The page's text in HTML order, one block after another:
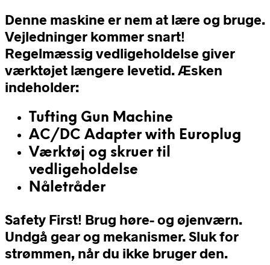
Denne maskine er nem at lære og bruge.
Vejledninger kommer snart!
Regelmæssig vedligeholdelse giver
værktøjet længere levetid.Æsken
indeholder:
Tufting Gun Machine
AC/DC Adapter with Europlug
Værktøj og skruer til
vedligeholdelse
Nåletråder
Safety First! Brug høre- og øjenværn.
Undgå gear og mekanismer. Sluk for
strømmen, når du ikke bruger den.